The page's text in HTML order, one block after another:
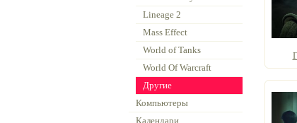
Lineage 2
Mass Effect
World of Tanks
World Of Warcraft
Другие
Компьютеры
Календари